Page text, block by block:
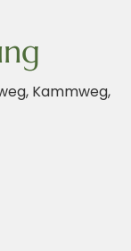
Kammweg,